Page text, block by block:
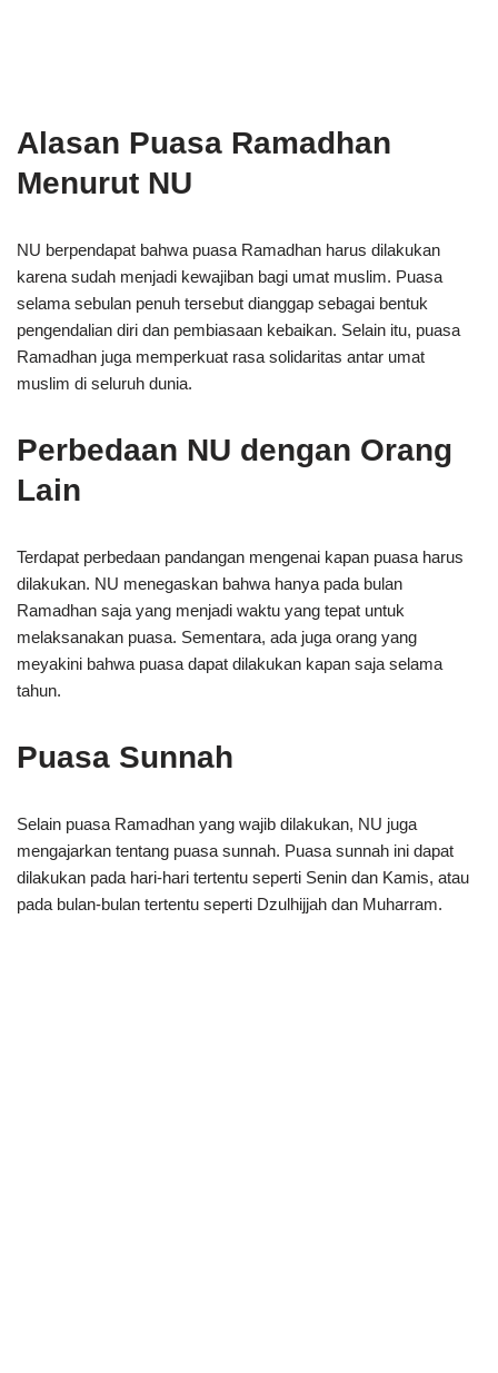
Alasan Puasa Ramadhan
Menurut NU
NU berpendapat bahwa puasa Ramadhan harus dilakukan
karena sudah menjadi kewajiban bagi umat muslim. Puasa
selama sebulan penuh tersebut dianggap sebagai bentuk
pengendalian diri dan pembiasaan kebaikan. Selain itu, puasa
Ramadhan juga memperkuat rasa solidaritas antar umat
muslim di seluruh dunia.
Perbedaan NU dengan Orang
Lain
Terdapat perbedaan pandangan mengenai kapan puasa harus
dilakukan. NU menegaskan bahwa hanya pada bulan
Ramadhan saja yang menjadi waktu yang tepat untuk
melaksanakan puasa. Sementara, ada juga orang yang
meyakini bahwa puasa dapat dilakukan kapan saja selama
tahun.
Puasa Sunnah
Selain puasa Ramadhan yang wajib dilakukan, NU juga
mengajarkan tentang puasa sunnah. Puasa sunnah ini dapat
dilakukan pada hari-hari tertentu seperti Senin dan Kamis, atau
pada bulan-bulan tertentu seperti Dzulhijjah dan Muharram.